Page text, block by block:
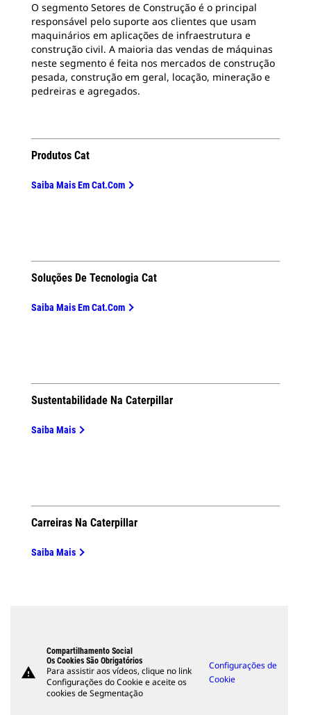
O segmento Setores de Construção é o principal
responsável pelo suporte aos clientes que usam
maquinários em aplicações de infraestrutura e
construção civil. A maioria das vendas de máquinas
neste segmento é feita nos mercados de construção
pesada, construção em geral, locação, mineração e
pedreiras e agregados.
Produtos Cat
Saiba Mais Em Cat.com
Soluções De Tecnologia Cat
Saiba Mais Em Cat.com
Sustentabilidade Na Caterpillar
Saiba Mais
Carreiras Na Caterpillar
Saiba Mais
warning
Compartilhamento Social
Os Cookies São Obrigatórios
Para assistir aos vídeos, clique no link
Configurações do Cookie e aceite os
cookies de Segmentação
Configurações de
Cookie